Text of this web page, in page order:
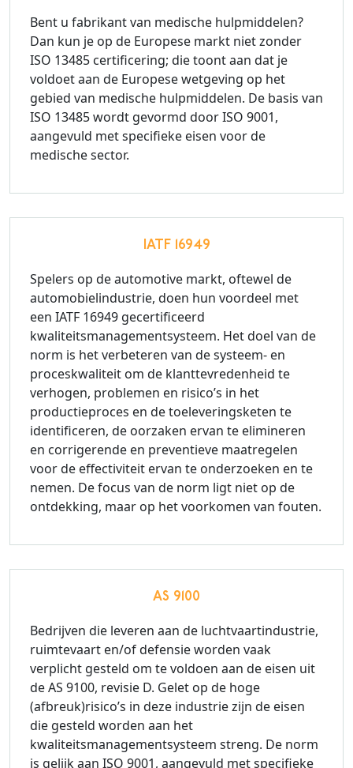
Bent u fabrikant van medische hulpmiddelen?
Dan kun je op de Europese markt niet zonder
ISO 13485 certificering; die toont aan dat je
voldoet aan de Europese wetgeving op het
gebied van medische hulpmiddelen. De basis van
ISO 13485 wordt gevormd door ISO 9001,
aangevuld met specifieke eisen voor de
medische sector.
IATF 16949
Spelers op de automotive markt, oftewel de
automobielindustrie, doen hun voordeel met
een IATF 16949 gecertificeerd
kwaliteitsmanagementsysteem. Het doel van de
norm is het verbeteren van de systeem- en
proceskwaliteit om de klanttevredenheid te
verhogen, problemen en risico’s in het
productieproces en de toeleveringsketen te
identificeren, de oorzaken ervan te elimineren
en corrigerende en preventieve maatregelen
voor de effectiviteit ervan te onderzoeken en te
nemen. De focus van de norm ligt niet op de
ontdekking, maar op het voorkomen van fouten.
AS 9100
Bedrijven die leveren aan de luchtvaartindustrie,
ruimtevaart en/of defensie worden vaak
verplicht gesteld om te voldoen aan de eisen uit
de AS 9100, revisie D. Gelet op de hoge
(afbreuk)risico’s in deze industrie zijn de eisen
die gesteld worden aan het
kwaliteitsmanagementsysteem streng. De norm
is gelijk aan ISO 9001, aangevuld met specifieke